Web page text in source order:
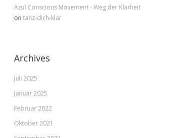
Azul Conscious Movement - Weg der Klarheit
on tanz-dich-klar
Archives
Juli 2025
Januar 2025
Februar 2022
Oktober 2021